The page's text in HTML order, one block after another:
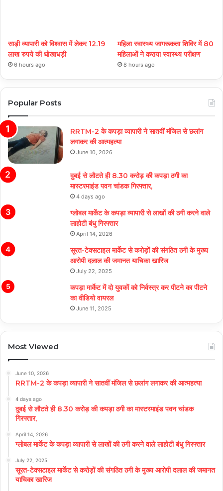
साड़ी व्यापारी को विश्वास में लेकर 12.19
लाख रुपये की धोखाधड़ी
6 hours ago
महिला स्वास्थ्य जागरूकता शिविर में 80
महिलाओं ने कराया स्वास्थ्य परीक्षण
8 hours ago
Popular Posts
RRTM-2 के कपड़ा व्यापारी ने सातवीं मंजिल से छलांग
लगाकर की आत्महत्या
June 10, 2026
दुबई से लौटते ही 8.30 करोड़ की कपड़ा ठगी का
मास्टरमाइंड पवन चांडक गिरफ्तार,
4 days ago
ग्लोबल मार्केट के कपड़ा व्यापारी से लाखों की ठगी करने वाले
लाहोटी बंधु गिरफ्तार
April 14, 2026
सूरत-टेक्सटाइल मार्केट से करोड़ों की संगठित ठगी के मुख्य
आरोपी दलाल की जमानत याचिका खारिज
July 22, 2025
कपड़ा मार्केट में दो युवकों को निर्वस्त्र कर पीटने का पीटने
का वीडियो वायरल
June 11, 2025
Most Viewed
June 10, 2026
RRTM-2 के कपड़ा व्यापारी ने सातवीं मंजिल से छलांग लगाकर की आत्महत्या
4 days ago
दुबई से लौटते ही 8.30 करोड़ की कपड़ा ठगी का मास्टरमाइंड पवन चांडक
गिरफ्तार,
April 14, 2026
ग्लोबल मार्केट के कपड़ा व्यापारी से लाखों की ठगी करने वाले लाहोटी बंधु गिरफ्तार
July 22, 2025
सूरत-टेक्सटाइल मार्केट से करोड़ों की संगठित ठगी के मुख्य आरोपी दलाल की जमानत
याचिका खारिज